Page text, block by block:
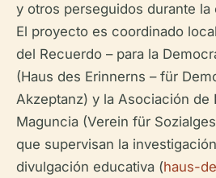
y otros perseguidos durante la
El proyecto es coordinado
del Recuerdo – para la
(Haus des Erinnerns – für
Akzeptanz) y la Asociación de
Maguncia (Verein für
que supervisan la
divulgación educativa (haus-